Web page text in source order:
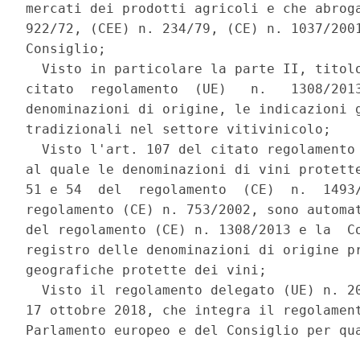
mercati dei prodotti agricoli e che
922/72, (CEE) n. 234/79, (CE) n. 1037/
Consiglio;
Visto in particolare la parte II,
citato  regolamento  (UE)   n.   1308/
denominazioni di origine, le indicazioni
tradizionali nel settore vitivinicolo;
Visto l'art. 107 del citato
al quale le denominazioni di vini
51 e 54  del  regolamento  (CE)  n.
regolamento (CE) n. 753/2002, sono
del regolamento (CE) n. 1308/2013 e la
registro delle denominazioni di origine
geografiche protette dei vini;
Visto il regolamento delegato (UE) n.
17 ottobre 2018, che integra il
Parlamento europeo e del Consiglio per